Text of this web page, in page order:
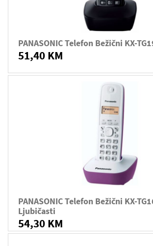
PANASONIC Telefon Bežični KX-
51,40 KM
PANASONIC Telefon Bežični KX-
Ljubičasti
54,30 KM